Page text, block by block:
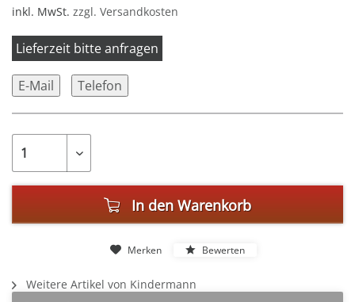
inkl. MwSt. zzgl. Versandkosten
Lieferzeit bitte anfragen
E-Mail Telefon
In den Warenkorb
Merken Bewerten
Weitere Artikel von Kindermann